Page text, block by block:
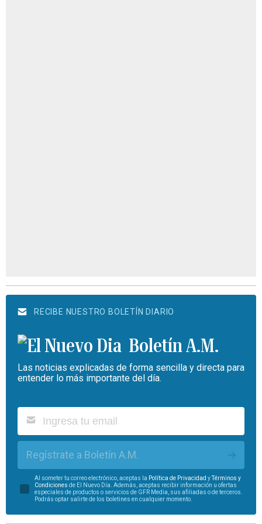
RECIBE NUESTRO BOLETÍN DIARIO
Boletín A.M.
Las noticias explicadas de forma sencilla y directa para
entender lo más importante del día.
Regístrate a Boletín A.M.
Al someter tu correo electrónico, aceptas la Política de Privacidad yTérminos y
Condiciones de El Nuevo Día. Además, aceptas recibir información u ofertas
especiales de productos o servicios de GFR Media, sus afiliadas o de terceros.
Podrás optar salirte de los boletines en cualquier momento.